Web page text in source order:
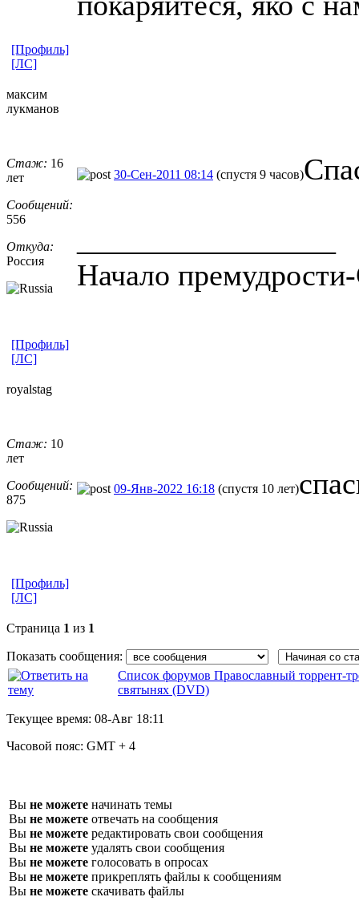
[Профиль]
[ЛС]
максим
лукманов
Стаж: 16
лет
Сообщений:
556
Откуда:
Россия
30-Сен-2011 08:14 (спустя 9 часов)
Начало
[Профиль]
[ЛС]
royalstag
Стаж: 10
лет
Сообщений:
875
09-Янв-2022 16:18 (спустя 10 лет)
[Профиль]
[ЛС]
Страница 1 из 1
Показать сообщения:
Список форумов Православный торрент-
святынях (DVD)
Текущее время: 08-Авг 18:11
Часовой пояс: GMT + 4
Вы не можете начинать темы
Вы не можете отвечать на сообщения
Вы не можете редактировать свои сообщения
Вы не можете удалять свои сообщения
Вы не можете голосовать в опросах
Вы не можете прикреплять файлы к сообщениям
Вы не можете скачивать файлы